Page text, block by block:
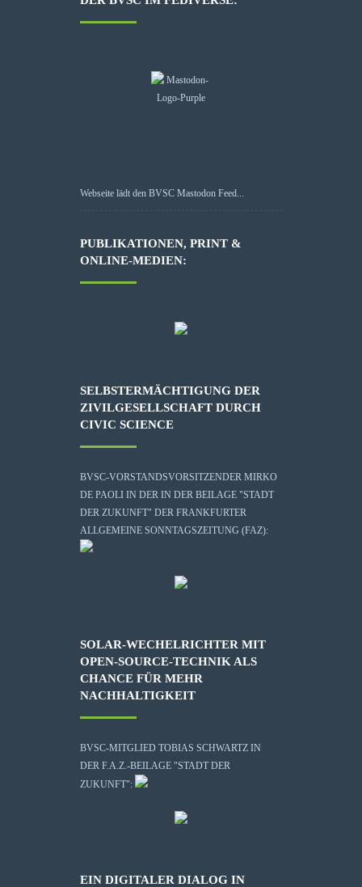
Webseite lädt den BVSC Mastodon Feed...
PUBLIKATIONEN, PRINT &
ONLINE-MEDIEN:
SELBSTERMÄCHTIGUNG DER
ZIVILGESELLSCHAFT DURCH
CIVIC SCIENCE
BVSC-VORSTANDSVORSITZENDER MIRKO
DE PAOLI IN DER IN DER BEILAGE "STADT
DER ZUKUNFT" DER FRANKFURTER
ALLGEMEINE SONNTAGSZEITUNG (FAZ):
SOLAR-WECHELRICHTER MIT
OPEN-SOURCE-TECHNIK ALS
CHANCE FÜR MEHR
NACHHALTIGKEIT
BVSC-MITGLIED TOBIAS SCHWARTZ IN
DER F.A.Z.-BEILAGE "STADT DER
ZUKUNFT":
EIN DIGITALER DIALOG IN